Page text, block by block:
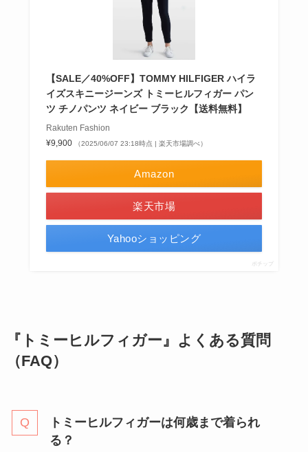
【SALE／40%OFF】TOMMY HILFIGER ハイラ
イズスキニージーンズ トミーヒルフィガー パン
ツ チノパンツ ネイビー ブラック【送料無料】
Rakuten Fashion
¥9,900
（2025/06/07 23:18時点 | 楽天市場調べ）
Amazon
楽天市場
Yahooショッピング
ポチップ
『トミーヒルフィガー』よくある質問
（FAQ）
トミーヒルフィガーは何歳まで着られ
る？